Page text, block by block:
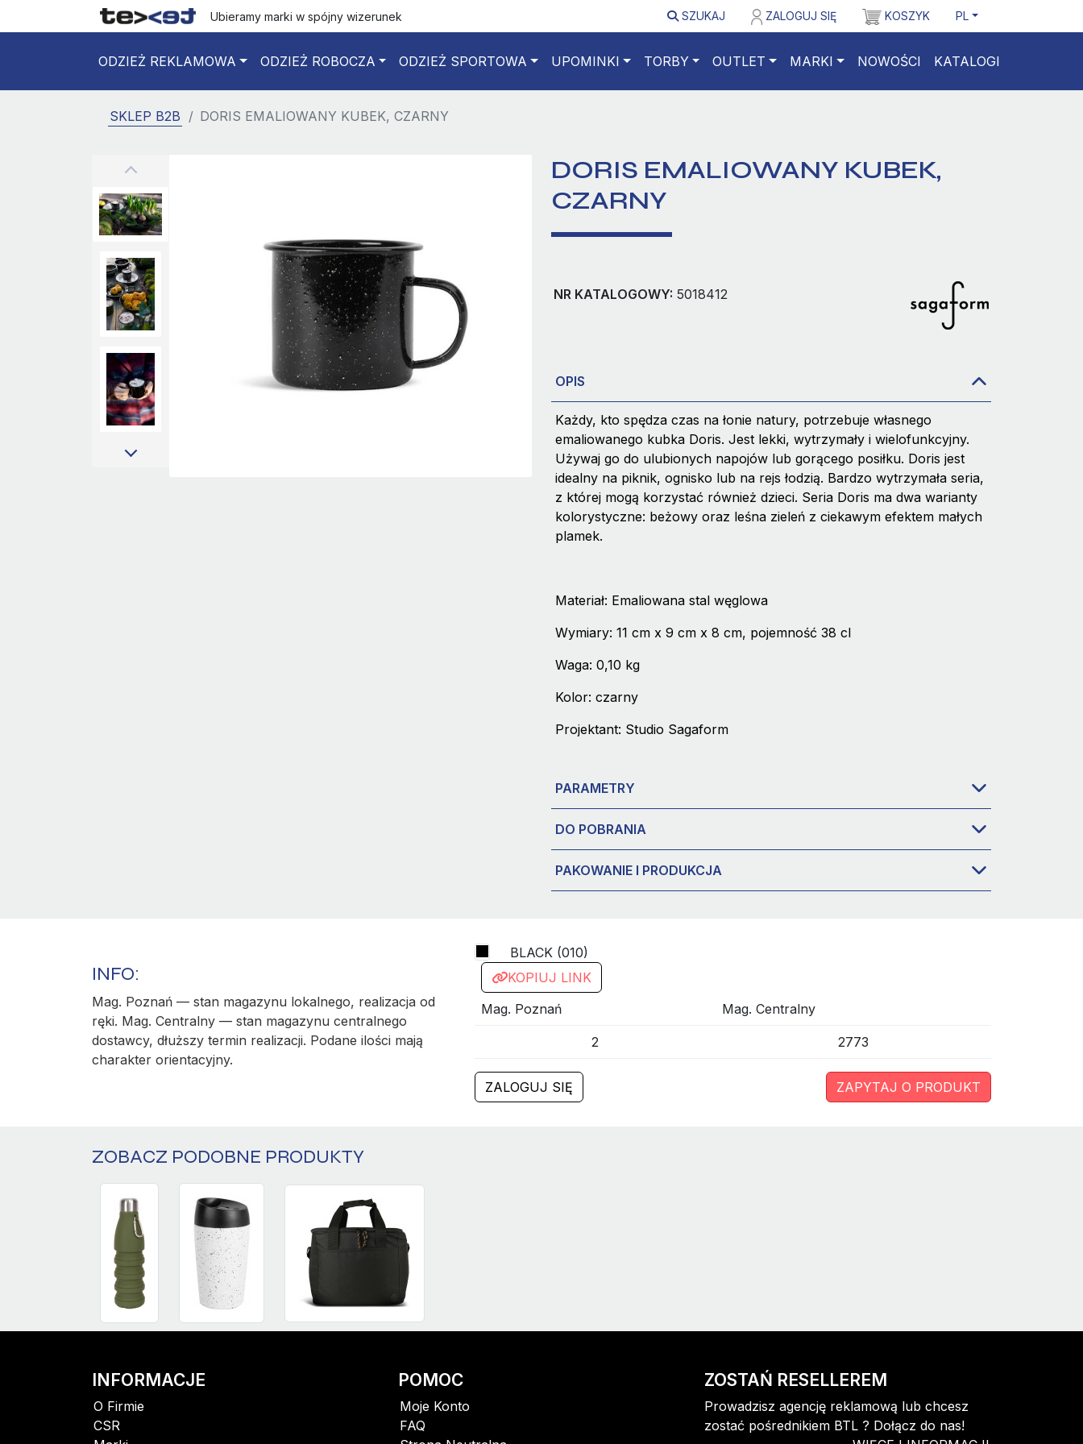
Ubieramy marki w spójny wizerunek SZUKAJ ZALOGUJ SIĘ KOSZYK PL
ODZIEŻ REKLAMOWA ODZIEŻ ROBOCZA ODZIEŻ SPORTOWA UPOMINKI TORBY OUTLET MARKI NOWOŚCI KATALOGI
SKLEP B2B DORIS EMALIOWANY KUBEK, CZARNY
DORIS EMALIOWANY KUBEK,
CZARNY
NR KATALOGOWY: 5018412
OPIS
Każdy, kto spędza czas na łonie natury, potrzebuje własnego
emaliowanego kubka Doris. Jest lekki, wytrzymały i wielofunkcyjny.
Używaj go do ulubionych napojów lub gorącego posiłku. Doris jest
idealny na piknik, ognisko lub na rejs łodzią. Bardzo wytrzymała seria,
z której mogą korzystać również dzieci. Seria Doris ma dwa warianty
kolorystyczne: beżowy oraz leśna zieleń z ciekawym efektem małych
plamek.
Materiał: Emaliowana stal węglowa
Wymiary: 11 cm x 9 cm x 8 cm, pojemność 38 cl
Waga: 0,10 kg
Kolor: czarny
Projektant: Studio Sagaform
PARAMETRY
DO POBRANIA
PAKOWANIE I PRODUKCJA
INFO:
Mag. Poznań — stan magazynu lokalnego, realizacja od
ręki. Mag. Centralny — stan magazynu centralnego
dostawcy, dłuższy termin realizacji. Podane ilości mają
charakter orientacyjny.
BLACK (010)
KOPIUJ LINK
Mag. Poznań
Mag. Centralny
2 2773
ZALOGUJ SIĘ ZAPYTAJ O PRODUKT
ZOBACZ PODOBNE PRODUKTY
INFORMACJE
O Firmie
CSR
POMOC
Moje Konto
FAQ
ZOSTAŃ RESELLEREM
Prowadzisz agencję reklamową lub chcesz
zostać pośrednikiem BTL ? Dołącz do nas!